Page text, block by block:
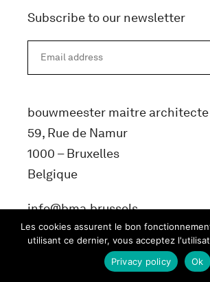
Subscribe to our newsletter
bouwmeester maitre architecte
59, Rue de Namur
1000 – Bruxelles
Belgique
info@bma.brussels
Les cookies assurent le bon
utilisant ce dernier, vous acceptez
Ok
Privacy policy